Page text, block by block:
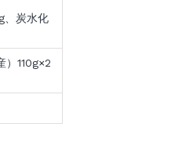
、炭水化
）110g×2